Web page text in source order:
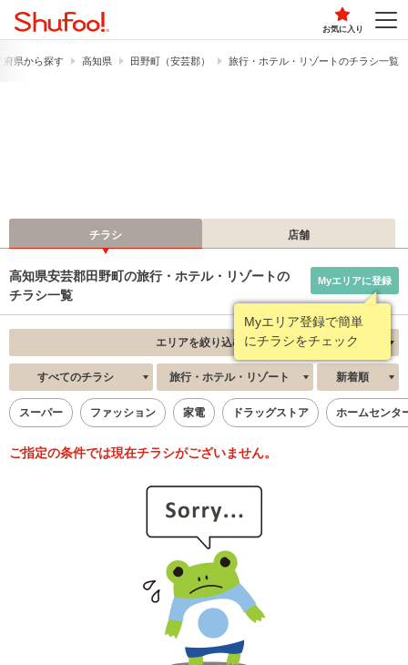
お気に入り
府県から探す 高知県 田野町（安芸郡） 旅行・ホテル・リゾートのチラシ一覧
チラシ 店舗
高知県安芸郡田野町の旅行・ホテル・リゾートの
チラシ一覧
Myエリア登録で簡単
にチラシをチェック
Myエリアに登録
エリアを絞り込む
すべてのチラシ 旅行・ホテル・リゾート 新着順
スーパー ファッション 家電 ドラッグストア ホームセンタ
ご指定の条件では現在チラシがございません。